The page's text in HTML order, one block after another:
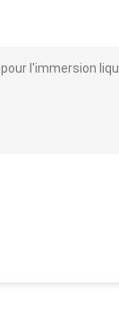
l'immersion